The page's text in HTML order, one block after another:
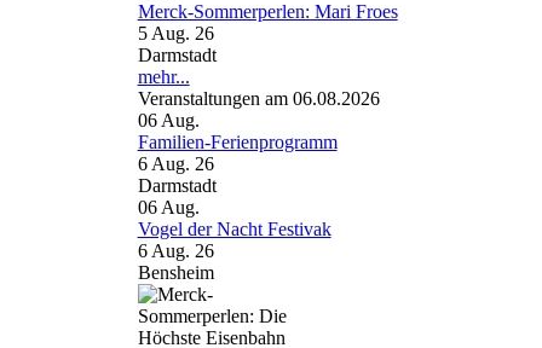
Merck-Sommerperlen: Mari Froes
5 Aug. 26
Darmstadt
mehr...
Veranstaltungen am 06.08.2026
06 Aug.
Familien-Ferienprogramm
6 Aug. 26
Darmstadt
06 Aug.
Vogel der Nacht Festivak
6 Aug. 26
Bensheim